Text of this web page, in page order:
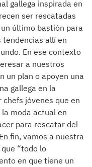
gallega inspirada en
ser rescatadas
último bastión para
tendencias allí en
En ese contexto
a nuestros
un plan o apoyen una
gallega en la
chefs jóvenes que en
moda actual en
para rescatar del
fin, vamos a nuestra
“todo lo
en que tiene un